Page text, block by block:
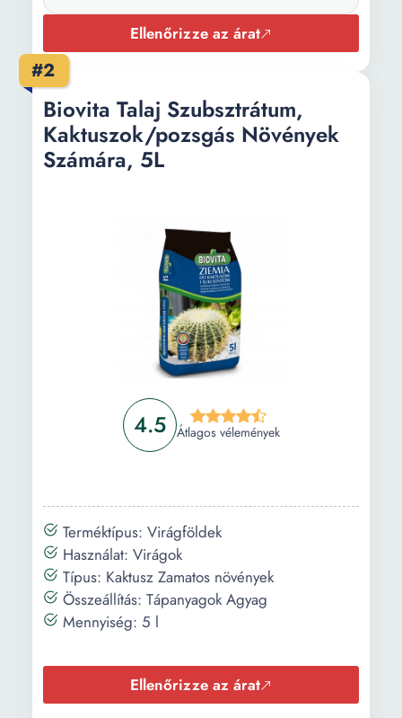
Ellenőrizze az árat
#2
4.5 Átlagos vélemények
Biovita Talaj Szubsztrátum,
Kaktuszok/pozsgás Növények
Számára, 5L
Terméktípus: Virágföldek
Használat: Virágok
Típus: Kaktusz Zamatos növények
Összeállítás: Tápanyagok Agyag
Mennyiség: 5 l
Ellenőrizze az árat